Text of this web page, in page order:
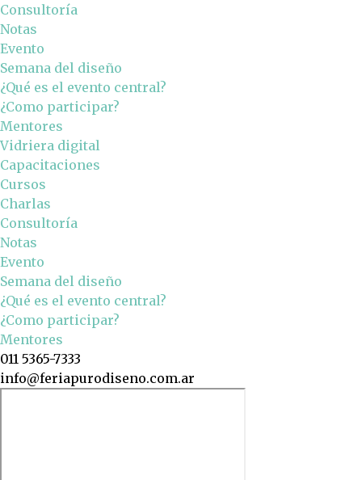
Consultoría
Notas
Evento
Semana del diseño
¿Qué es el evento central?
¿Como participar?
Mentores
Vidriera digital
Capacitaciones
Cursos
Charlas
Consultoría
Notas
Evento
Semana del diseño
¿Qué es el evento central?
¿Como participar?
Mentores
011 5365-7333
info@feriapurodiseno.com.ar